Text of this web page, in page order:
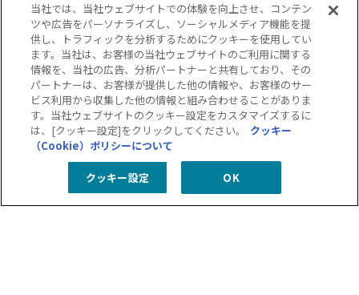
グループ情報セキュリティ方針 グループ個人情報保護方針
グループ内における個人情報の共同利用について
グループコンプライアンスソーシャルメディアポリシー
当社では、当社ウェブサイトでの体験を向上させ、コンテン
ツや広告をパーソナライズし、ソーシャルメディア機能を提
供し、トラフィックを分析するためにクッキーを使用してい
ます。当社は、お客様の当社ウェブサイトのご利用に関する
情報を、当社の広告、分析パートナーと共有しており、その
パートナーは、お客様が提供した他の情報や、お客様のサー
ビス利用から収集した他の情報と組み合わせることがありま
す。当社ウェブサイトのクッキー設定をカスタマイズするに
は、[クッキー設定]をクリックしてください。
クッキー
（Cookie）ポリシーについて
クッキー設定 OK